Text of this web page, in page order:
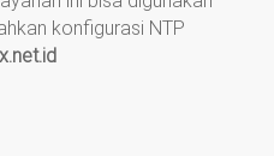
konfigurasi NTP